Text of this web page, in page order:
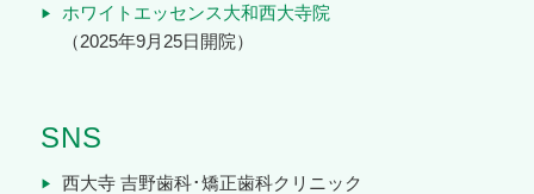
ホワイトエッセンス大和西大寺院
（2025年9月25日開院）
SNS
西大寺 吉野歯科･矯正歯科クリニック